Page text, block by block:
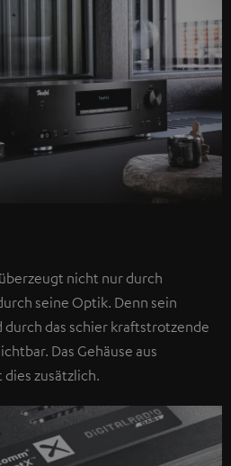
nicht nur durch
seine Optik. Denn sein
das schier kraftstrotzende
Das Gehäuse aus
zusätzlich.